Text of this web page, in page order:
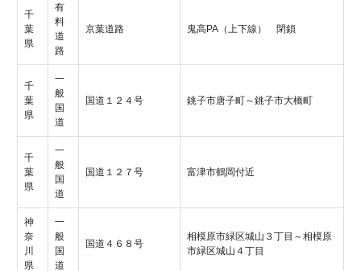
千
葉
県
有
料
道
路
京葉道路 鬼高PA（上下線） 閉鎖
千
葉
県
一
般
国
道
国道１２４号 銚子市唐子町～銚子市大橋町
千
葉
県
一
般
国
道
国道１２７号 富津市鶴岡付近
神
奈
川
県
一
般
国
道
国道４６８号
相模原市緑区城山３丁目～相模原
市緑区城山４丁目